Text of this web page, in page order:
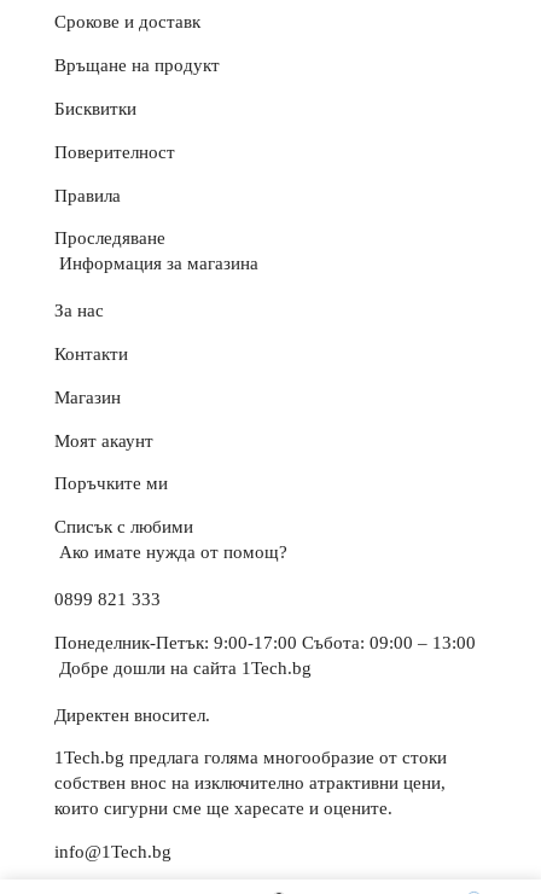
Срокове и доставк
Връщане на продукт
Бисквитки
Поверителност
Правила
Проследяване
Информация за магазина
За нас
Контакти
Магазин
Моят акаунт
Поръчките ми
Списък с любими
Ако имате нужда от помощ?
0899 821 333
Понеделник-Петък: 9:00-17:00 Събота: 09:00 – 13:00
Добре дошли на сайта 1Tech.bg
Директен вносител.
1Tech.bg предлага голяма многообразие от стоки
собствен внос на изключително атрактивни цени,
които сигурни сме ще харесате и оцените.
info@1Tech.bg